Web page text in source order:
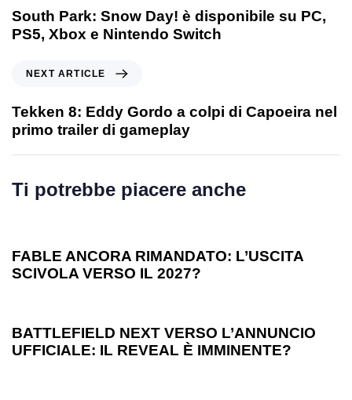
South Park: Snow Day! è disponibile su PC,
PS5, Xbox e Nintendo Switch
NEXT ARTICLE
Tekken 8: Eddy Gordo a colpi di Capoeira nel
primo trailer di gameplay
Ti potrebbe piacere anche
FABLE ANCORA RIMANDATO: L’USCITA
SCIVOLA VERSO IL 2027?
BATTLEFIELD NEXT VERSO L’ANNUNCIO
UFFICIALE: IL REVEAL È IMMINENTE?